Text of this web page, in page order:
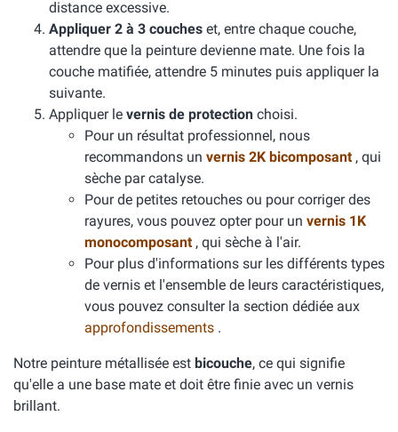
distance excessive.
Appliquer 2 à 3 couches et, entre chaque couche,
attendre que la peinture devienne mate. Une fois la
couche matifiée, attendre 5 minutes puis appliquer la
suivante.
Appliquer le vernis de protection choisi.
Pour un résultat professionnel, nous
recommandons un vernis 2K bicomposant , qui
sèche par catalyse.
Pour de petites retouches ou pour corriger des
rayures, vous pouvez opter pour un vernis 1K
monocomposant , qui sèche à l'air.
Pour plus d'informations sur les différents types
de vernis et l'ensemble de leurs caractéristiques,
vous pouvez consulter la section dédiée aux
approfondissements .
Notre peinture métallisée est bicouche, ce qui signifie
qu'elle a une base mate et doit être finie avec un vernis
brillant.